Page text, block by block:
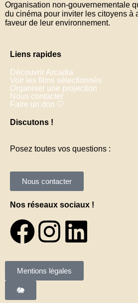
Organisation non-gouvernementale
du cinéma pour inviter les citoyens à
faveur de leur environnement.
Liens rapides
Découvrir Arcadia
Voir les films sélectionnés
Organiser une projection
Nous contacter
Faire un don 🤍
Discutons !
Posez toutes vos questions :
Nous contacter
Nos réseaux sociaux !
Mentions légales
🐘